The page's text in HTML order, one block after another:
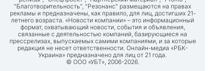
"Благотворительность", "Резонанс" размещаются на правах
рекламы и предназначены, как правило, для лиц, достигших 21-
летнего возраста. «Новости компании» – это информационный
формат, охватывающий новости, события и объявления,
связанные с деятельностью компаний, базирующиеся на
прессрелизах, выпускаемых самими компаниями, и за которые
редакция не несет ответственности. Онлайн-медиа «РБК-
Украина» предназначено для лиц от 21 года.
© ООО «УБТ», 2006-2026.